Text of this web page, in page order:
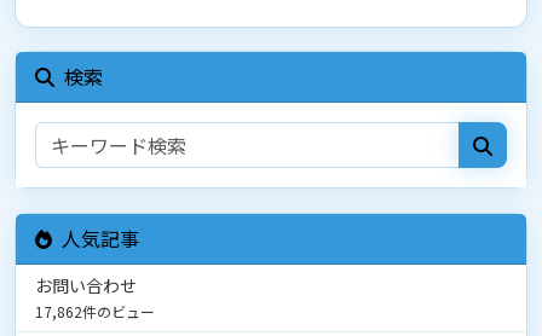
検索
人気記事
お問い合わせ
17,862件のビュー